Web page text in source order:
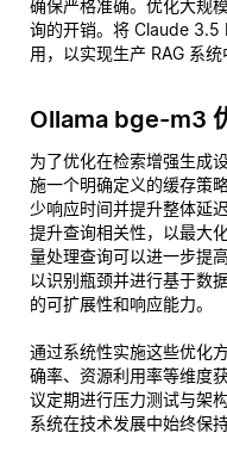
确保严格准确。优化大规
询的开销。将 Claude 3.5
用，以实现生产 RAG 系统
Ollama bge-m3
为了优化在检索增强生成
施一个明确定义的缓存策
少响应时间并提升整体延
提升查询相关性，以最大
量处理查询可以进一步提
以识别瓶颈并进行基于数
的可扩展性和响应能力。
通过系统性实施这些优化
确率、资源利用率等维度
议定期进行压力测试与架
系统在技术发展中始终保